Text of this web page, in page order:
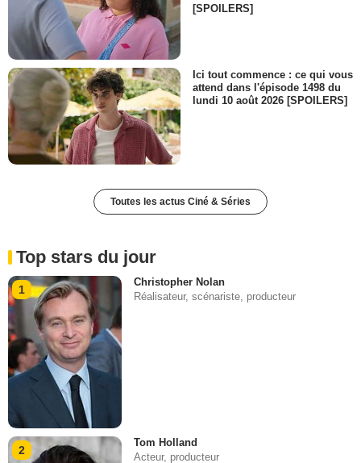
[SPOILERS]
Ici tout commence : ce qui vous
attend dans l'épisode 1498 du
lundi 10 août 2026 [SPOILERS]
Toutes les actus Ciné & Séries
Top stars du jour
1
Christopher Nolan
Réalisateur, scénariste, producteur
2
Tom Holland
Acteur, producteur